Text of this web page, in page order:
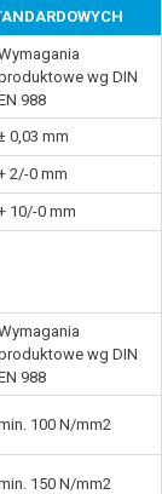
wg DIN
988
0,03 mm
2/-0 mm
10/-0 mm
wg DIN
988
100 N/mm2
150 N/mm2